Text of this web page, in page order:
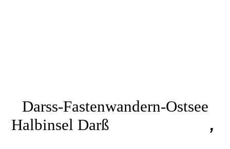
Darss-Fastenwandern-Ostsee
Halbinsel Darß
,